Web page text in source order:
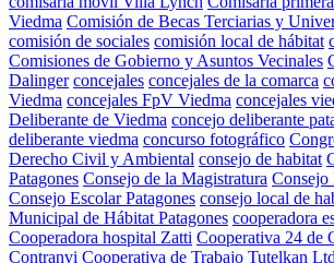
Viedma Comisión de Becas Terciarias y
comisión de sociales comisión local de hábitat
Comisiones de Gobierno y Asuntos Vecinales
Dalinger concejales concejales de la comarca
Viedma concejales FpV Viedma concejales
Deliberante de Viedma concejo deliberante
deliberante viedma concurso fotográfico
Derecho Civil y Ambiental consejo de habitat
Patagones Consejo de la Magistratura Consejo
Consejo Escolar Patagones consejo local de
Municipal de Hábitat Patagones cooperadora
Cooperadora hospital Zatti Cooperativa 24 de
Contranvi Cooperativa de Trabajo Tutelkan